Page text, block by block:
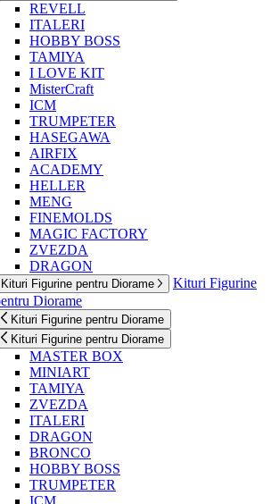
REVELL
ITALERI
HOBBY BOSS
TAMIYA
I LOVE KIT
MisterCraft
ICM
TRUMPETER
HASEGAWA
AIRFIX
ACADEMY
HELLER
MENG
FINEMOLDS
MAGIC FACTORY
ZVEZDA
DRAGON
Kituri Figurine pentru Diorame
Kituri Figurine
Diorame
Kituri Figurine pentru Diorame
Kituri Figurine pentru Diorame
MASTER BOX
MINIART
TAMIYA
ZVEZDA
ITALERI
DRAGON
BRONCO
HOBBY BOSS
TRUMPETER